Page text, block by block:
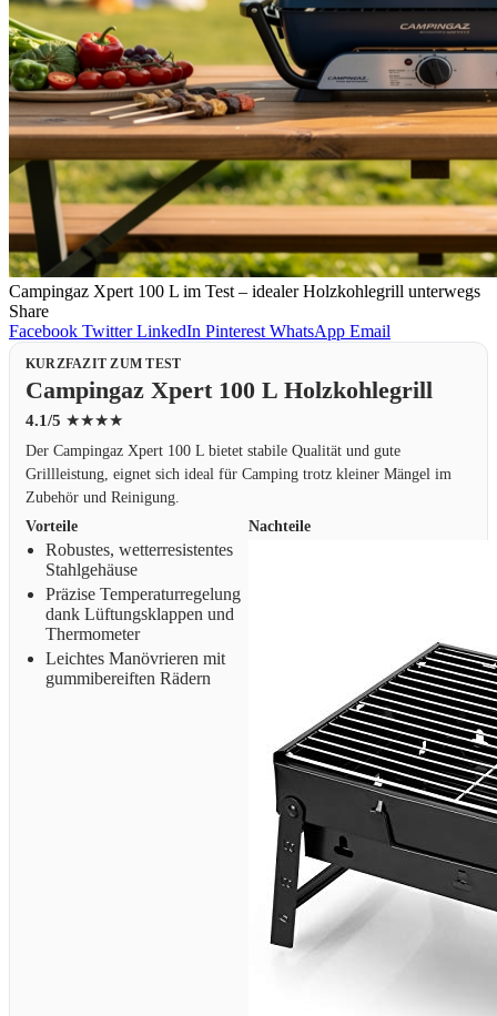
Campingaz Xpert 100 L im Test – idealer Holzkohlegrill unterwegs
Share
Facebook Twitter LinkedIn Pinterest WhatsApp Email
KURZFAZIT ZUM TEST
Campingaz Xpert 100 L Holzkohlegrill
4.1/5 ★★★★
Der Campingaz Xpert 100 L bietet stabile Qualität und gute
Grillleistung, eignet sich ideal für Camping trotz kleiner Mängel im
Zubehör und Reinigung.
Vorteile
Robustes, wetterresistentes
Stahlgehäuse
Präzise Temperaturregelung
dank Lüftungsklappen und
Thermometer
Leichtes Manövrieren mit
gummibereiften Rädern
Nachteile